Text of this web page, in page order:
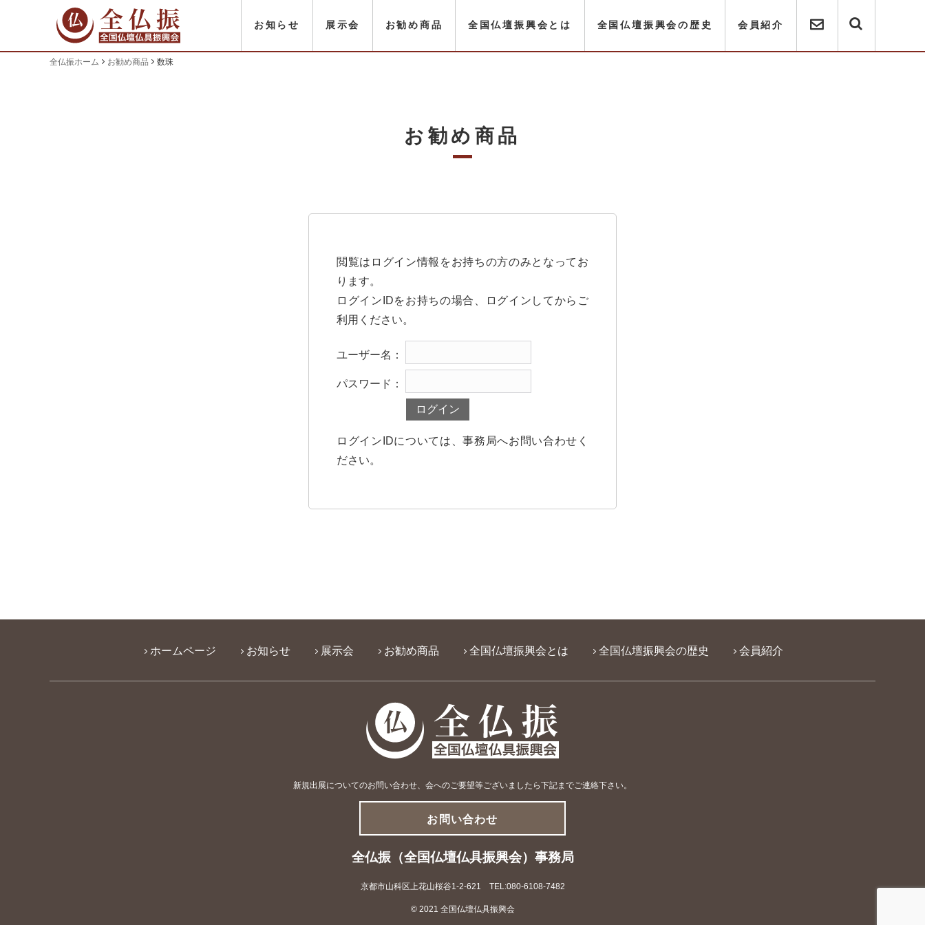
お知らせ 展示会 お勧め商品 全国仏壇振興会とは 全国仏壇振興会の歴史 会員紹介
全仏振ホーム お勧め商品 数珠
お勧め商品
閲覧はログイン情報をお持ちの方のみとなってお
ります。
ログインIDをお持ちの場合、ログインしてからご
利用ください。
ユーザー名：
パスワード：
ログインIDについては、事務局へお問い合わせく
ださい。
ホームページ お知らせ 展示会 お勧め商品 全国仏壇振興会とは 全国仏壇振興会の歴史 会員紹介
新規出展についてのお問い合わせ、会へのご要望等ございましたら下記までご連絡下さい。
お問い合わせ
全仏振（全国仏壇仏具振興会）事務局
京都市山科区上花山桜谷1-2-621 TEL:080-6108-7482
© 2021 全国仏壇仏具振興会